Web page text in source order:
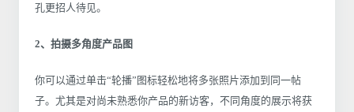
孔更招人待见。
2、拍摄多角度产品图
你可以通过单击“轮播”图标轻松地将多张照片添加到同一帖
子。尤其是对尚未熟悉你产品的新访客，不同角度的展示将获